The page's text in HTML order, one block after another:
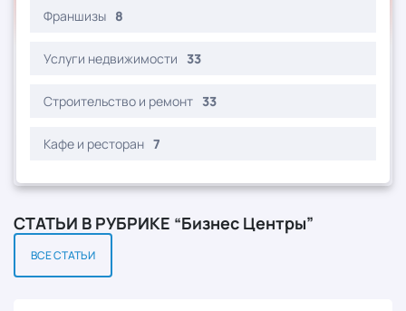
Франшизы 8
Услуги недвижимости 33
Строительство и ремонт 33
Кафе и ресторан 7
СТАТЬИ В РУБРИКЕ “Бизнес Центры”
ВСЕ СТАТЬИ